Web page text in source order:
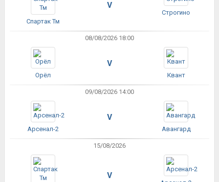
Спартак Тм
V
Строгино
08/08/2026 18:00
Орёл
V
Квант
09/08/2026 14:00
Арсенал-2
V
Авангард
15/08/2026
V